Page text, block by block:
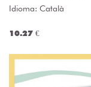
Idioma: Català
10.27 €